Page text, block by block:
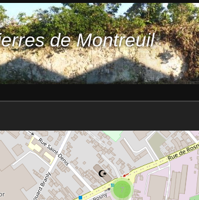
de Montreuil
7